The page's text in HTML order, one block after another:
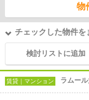
物
チェックした物件を
検討リストに追加
賃貸｜マンション ラムー